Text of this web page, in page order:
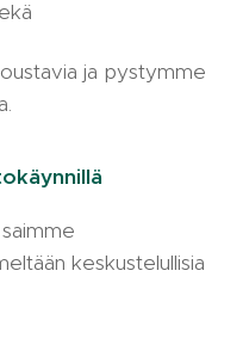
ja pystymme
keskustelullisia